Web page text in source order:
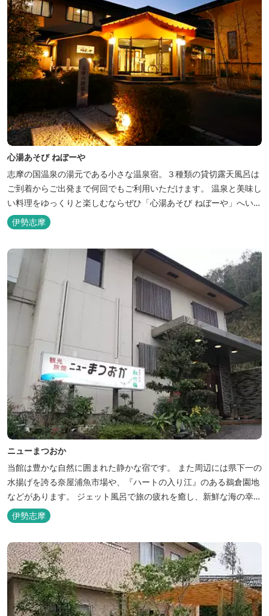
心湯あそび ねぼーや
志摩の国温泉の湯元である小さな温泉宿。３種類の貸切露天風呂は
ご到着からご出発まで何回でもご利用いただけます。 温泉と美味し
い料理をゆっくりと楽しむならぜひ「心湯あそび ねぼーや」へいら
っしゃいませんか？
伊勢志摩
ニューまつおか
当館は豊かな自然に囲まれた静かな宿です。 また周辺には県下一の
水揚げを誇る奈屋浦魚市場や、『ハートの入り江』のある鵜倉園地
などがあります。 ジェット風呂で旅の疲れを癒し、新鮮な海の幸を
どうぞお楽しみください。 ゆったりと・・のんびりと・・くつろぎ
の時間がここにあります。
伊勢志摩